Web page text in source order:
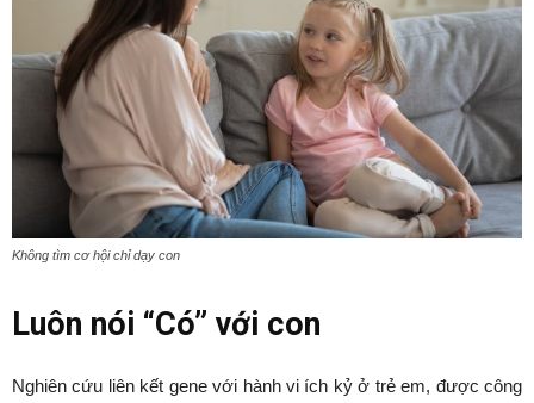
Không tìm cơ hội chỉ dạy con
Luôn nói “Có” với con
Nghiên cứu liên kết gene với hành vi ích kỷ ở trẻ em, được công